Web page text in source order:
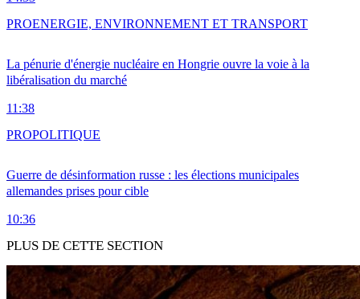
La pénurie d'énergie nucléaire en Hongrie ouvre la voie à la
libéralisation du marché
11:38
PROENERGIE, ENVIRONNEMENT ET TRANSPORT
Guerre de désinformation russe : les élections municipales
allemandes prises pour cible
10:36
PROPOLITIQUE
PLUS DE CETTE SECTION